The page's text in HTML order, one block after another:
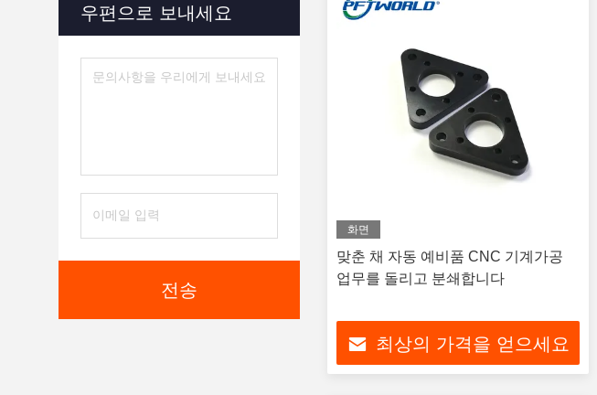
금속 용접 서비스(5)
맞춤형 폼(6)
우편으로 보내세요
전송
화면
맞춘 채 자동 예비품 CNC 기계가공
업무를 돌리고 분쇄합니다
최상의 가격을 얻으세요